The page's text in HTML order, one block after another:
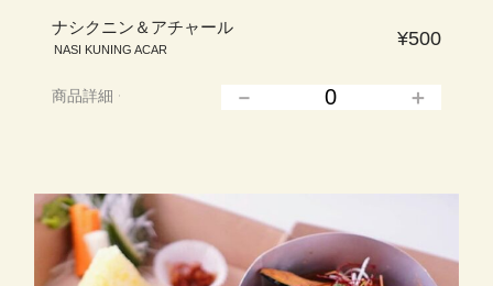
ナシクニン＆アチャール
NASI KUNING ACAR
¥500
商品詳細 ▲